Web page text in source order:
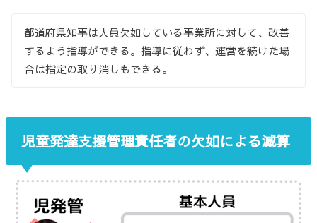
都道府県知事は人員欠如している事業所に対して、改善
するよう指導ができる。指導に従わず、運営を続けた場
合は指定の取り消しもできる。
児童発達支援管理責任者の欠如による減算